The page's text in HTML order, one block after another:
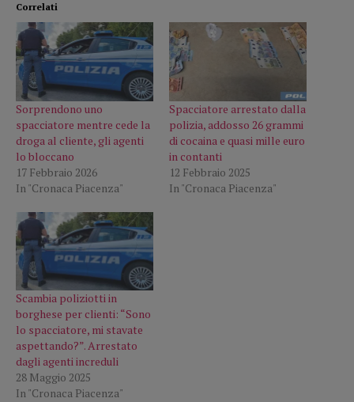
Correlati
Sorprendono uno
spacciatore mentre cede la
droga al cliente, gli agenti
lo bloccano
17 Febbraio 2026
In "Cronaca Piacenza"
Spacciatore arrestato dalla
polizia, addosso 26 grammi
di cocaina e quasi mille euro
in contanti
12 Febbraio 2025
In "Cronaca Piacenza"
Scambia poliziotti in
borghese per clienti: “Sono
lo spacciatore, mi stavate
aspettando?”. Arrestato
dagli agenti increduli
28 Maggio 2025
In "Cronaca Piacenza"